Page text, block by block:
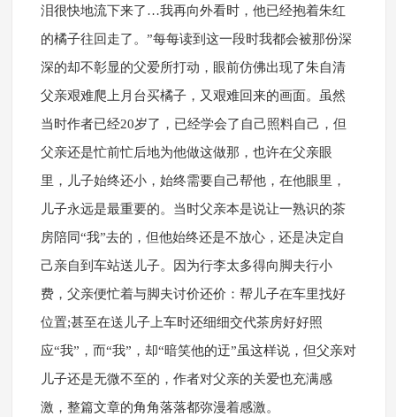
泪很快地流下来了…我再向外看时，他已经抱着朱红
的橘子往回走了。”每每读到这一段时我都会被那份深
深的却不彰显的父爱所打动，眼前仿佛出现了朱自清
父亲艰难爬上月台买橘子，又艰难回来的画面。虽然
当时作者已经20岁了，已经学会了自己照料自己，但
父亲还是忙前忙后地为他做这做那，也许在父亲眼
里，儿子始终还小，始终需要自己帮他，在他眼里，
儿子永远是最重要的。当时父亲本是说让一熟识的茶
房陪同“我”去的，但他始终还是不放心，还是决定自
己亲自到车站送儿子。因为行李太多得向脚夫行小
费，父亲便忙着与脚夫讨价还价：帮儿子在车里找好
位置;甚至在送儿子上车时还细细交代茶房好好照
应“我”，而“我”，却“暗笑他的迂”虽这样说，但父亲对
儿子还是无微不至的，作者对父亲的关爱也充满感
激，整篇文章的角角落落都弥漫着感激。